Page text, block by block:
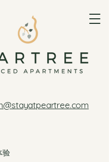
验